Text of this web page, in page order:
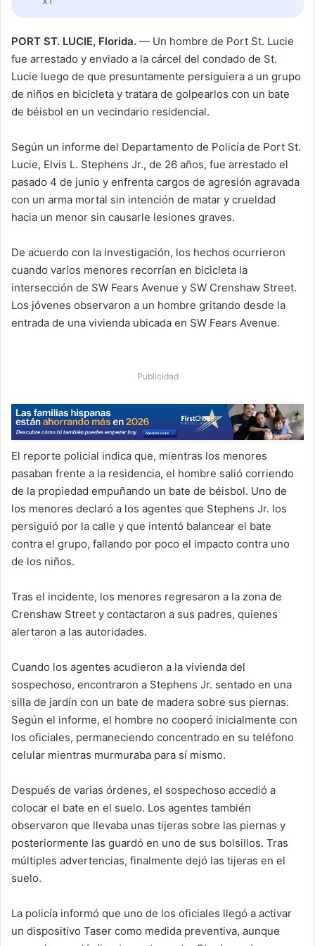
PORT ST. LUCIE, Florida. — Un hombre de Port St. Lucie
fue arrestado y enviado a la cárcel del condado de St.
Lucie luego de que presuntamente persiguiera a un grupo
de niños en bicicleta y tratara de golpearlos con un bate
de béisbol en un vecindario residencial.
Según un informe del Departamento de Policía de Port St.
Lucie, Elvis L. Stephens Jr., de 26 años, fue arrestado el
pasado 4 de junio y enfrenta cargos de agresión agravada
con un arma mortal sin intención de matar y crueldad
hacia un menor sin causarle lesiones graves.
De acuerdo con la investigación, los hechos ocurrieron
cuando varios menores recorrían en bicicleta la
intersección de SW Fears Avenue y SW Crenshaw Street.
Los jóvenes observaron a un hombre gritando desde la
entrada de una vivienda ubicada en SW Fears Avenue.
Publicidad
El reporte policial indica que, mientras los menores
pasaban frente a la residencia, el hombre salió corriendo
de la propiedad empuñando un bate de béisbol. Uno de
los menores declaró a los agentes que Stephens Jr. los
persiguió por la calle y que intentó balancear el bate
contra el grupo, fallando por poco el impacto contra uno
de los niños.
Tras el incidente, los menores regresaron a la zona de
Crenshaw Street y contactaron a sus padres, quienes
alertaron a las autoridades.
Cuando los agentes acudieron a la vivienda del
sospechoso, encontraron a Stephens Jr. sentado en una
silla de jardín con un bate de madera sobre sus piernas.
Según el informe, el hombre no cooperó inicialmente con
los oficiales, permaneciendo concentrado en su teléfono
celular mientras murmuraba para sí mismo.
Después de varias órdenes, el sospechoso accedió a
colocar el bate en el suelo. Los agentes también
observaron que llevaba unas tijeras sobre las piernas y
posteriormente las guardó en uno de sus bolsillos. Tras
múltiples advertencias, finalmente dejó las tijeras en el
suelo.
La policía informó que uno de los oficiales llegó a activar
un dispositivo Taser como medida preventiva, aunque